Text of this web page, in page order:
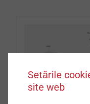
Setările
site web